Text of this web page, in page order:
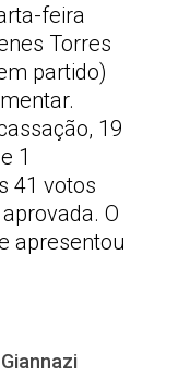
feira
Torres
partido)
19
1
41 votos
O
apresentou